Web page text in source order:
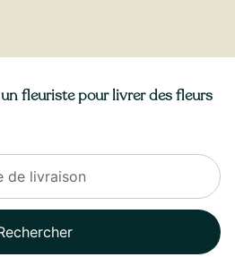
fleuriste pour livrer des fleurs